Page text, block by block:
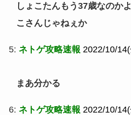
しょこたんもう37歳なのか
こさんじゃねぇか
5: ネトゲ攻略速報 2022/10/
まあ分かる
6: ネトゲ攻略速報 2022/10/